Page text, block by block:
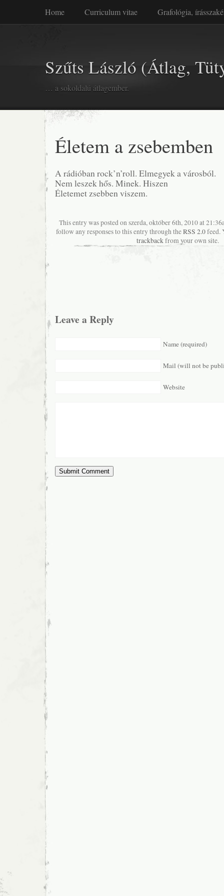
Home Curriculum vitae Grafológia,
… a sokoldalú átlagember.
Szűts László (Átlag,
Életem a zsebemben
A rádióban rock’n’roll. Elmegyek a városból.
Nem leszek hős. Minek. Hiszen
Életemet zsebben viszem.
This entry was posted on szerda, október 6th, 2010 at
follow any responses to this entry through theRSS 2.0feed.
trackbackfrom your own site.
Leave a Reply
Name (required)
Mail (will not be
Website